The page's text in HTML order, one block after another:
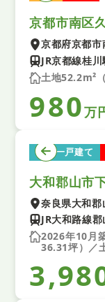
京都市南区
京都府京都市
JR京都線桂
土地52.2m²
980万
新築一戸建て
奈良県大和郡
JR大和路線
2026年10月
36.31坪）／